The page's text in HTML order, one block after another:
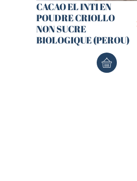
CACAO EL INTI EN
POUDRE CRIOLLO
NON SUCRE
BIOLOGIQUE (PEROU)